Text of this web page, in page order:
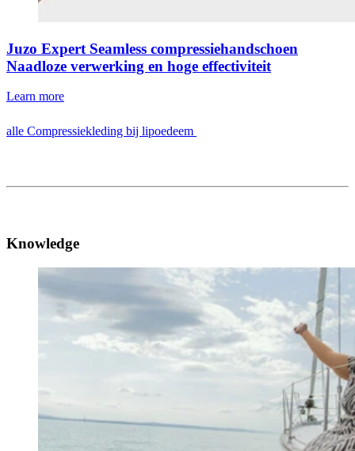
Juzo Expert Seamless compressiehandschoen
Naadloze verwerking en hoge effectiviteit
Learn more
alle Compressiekleding bij lipoedeem
Knowledge